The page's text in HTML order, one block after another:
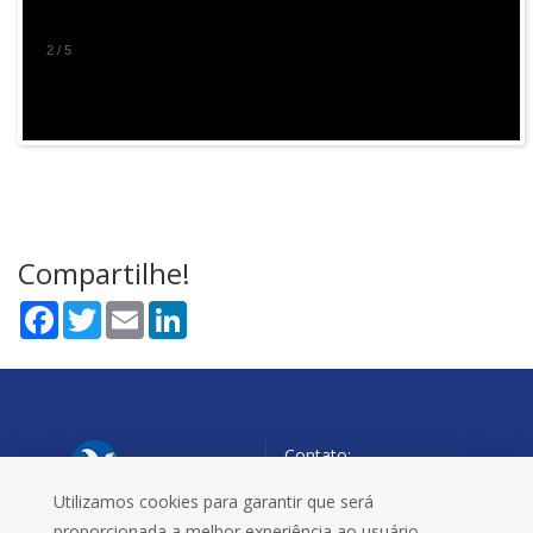
2 / 5
Compartilhe!
Facebook
TwitterEmail
Contato:
55 3332 0220
Utilizamos cookies para garantir que será